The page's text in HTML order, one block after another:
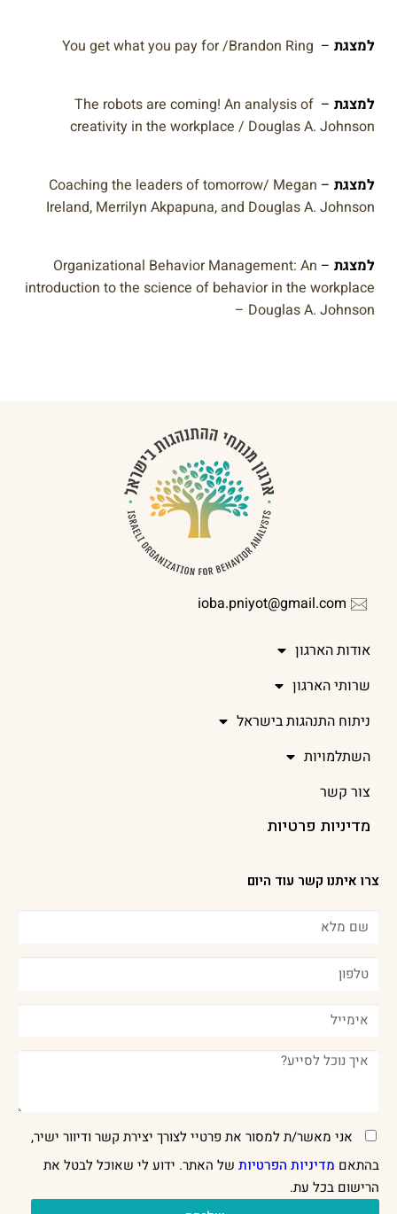
למצגת –
You get what you pay for /Brandon Ring
למצגת –
The robots are coming! An analysis of
creativity in the workplace / Douglas A. Johnson
למצגת –
Coaching the leaders of tomorrow/ Megan
Ireland, Merrilyn Akpapuna, and Douglas A. Johnson
למצגת –
Organizational Behavior Management: An
introduction to the science of behavior in the workplace
– Douglas A. Johnson
ioba.pniyot@gmail.com
אודות הארגון
שרותי הארגון
ניתוח התנהגות בישראל
השתלמויות
צור קשר
מדיניות פרטיות
צרו איתנו קשר עוד היום
אני מאשר/ת למסור את פרטיי לצורך יצירת קשר ודיוור ישיר,
בהתאם מדיניות הפרטיות של האתר. ידוע לי שאוכל לבטל את
הרישום בכל עת.